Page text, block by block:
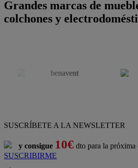
y consigue10€dto para la próxima
SUSCRIBIRME
GUÍA DE COMPRA
¡Nueva app!